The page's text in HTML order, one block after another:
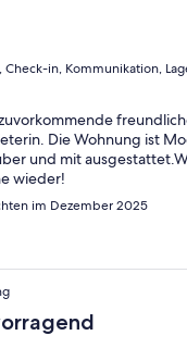
Check-in, Kommunikation,
Die Wohnung ist
und mit
wieder!
im Dezember 2025